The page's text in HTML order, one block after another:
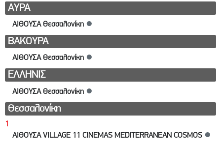
ΑΥΡΑ
ΑΙΘΟΥΣΑ Θεσσαλονίκη ●
ΒΑΚΟΥΡΑ
ΑΙΘΟΥΣΑ Θεσσαλονίκη ●
ΕΛΛΗΝΙΣ
ΑΙΘΟΥΣΑ Θεσσαλονίκη ●
Θεσσαλονίκη
1
ΑΙΘΟΥΣΑ VILLAGE 11 CINEMAS MEDITERRANEAN COSMOS ●